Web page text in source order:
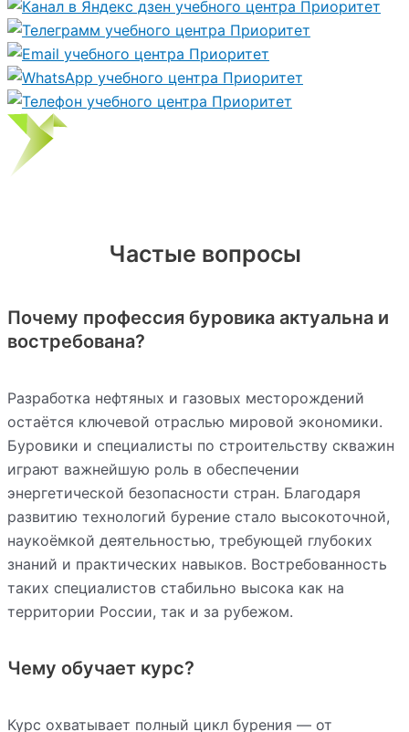
Частые вопросы
Почему профессия буровика актуальна и
востребована?
Разработка нефтяных и газовых месторождений
остаётся ключевой отраслью мировой экономики.
Буровики и специалисты по строительству скважин
играют важнейшую роль в обеспечении
энергетической безопасности стран. Благодаря
развитию технологий бурение стало высокоточной,
наукоёмкой деятельностью, требующей глубоких
знаний и практических навыков. Востребованность
таких специалистов стабильно высока как на
территории России, так и за рубежом.
Чему обучает курс?
Курс охватывает полный цикл бурения — от